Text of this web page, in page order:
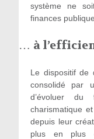
système ne
finances
… à
Le dispositif de
consolidé par
d’évoluer
charismatique
depuis leur
plus en plus